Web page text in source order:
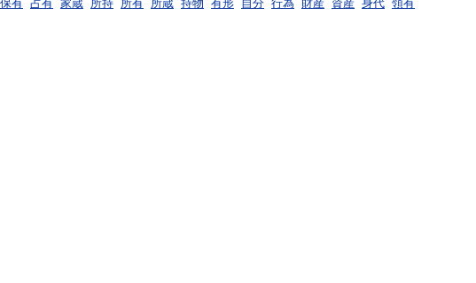
保有 占有 家蔵 所持 所有 所蔵 持物 有形 自分 行為 財産 資産 身代 領有